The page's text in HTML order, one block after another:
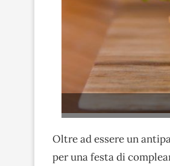
Oltre ad essere un
per una festa di